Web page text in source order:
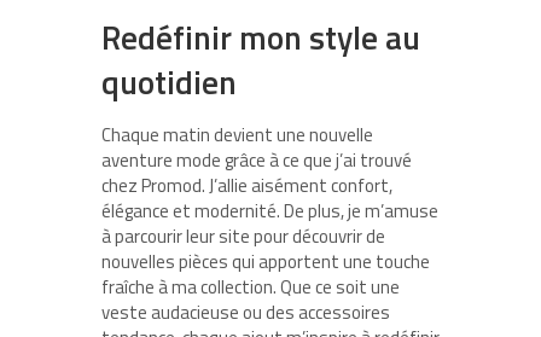
Redéfinir mon style au
quotidien
Chaque matin devient une nouvelle
aventure mode grâce à ce que j’ai trouvé
chez Promod. J’allie aisément confort,
élégance et modernité. De plus, je m’amuse
à parcourir leur site pour découvrir de
nouvelles pièces qui apportent une touche
fraîche à ma collection. Que ce soit une
veste audacieuse ou des accessoires